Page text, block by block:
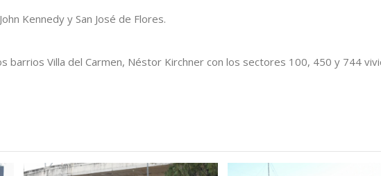
Kennedy y San José de Flores.
barrios Villa del Carmen, Néstor Kirchner con los sectores 100, 450 y 744